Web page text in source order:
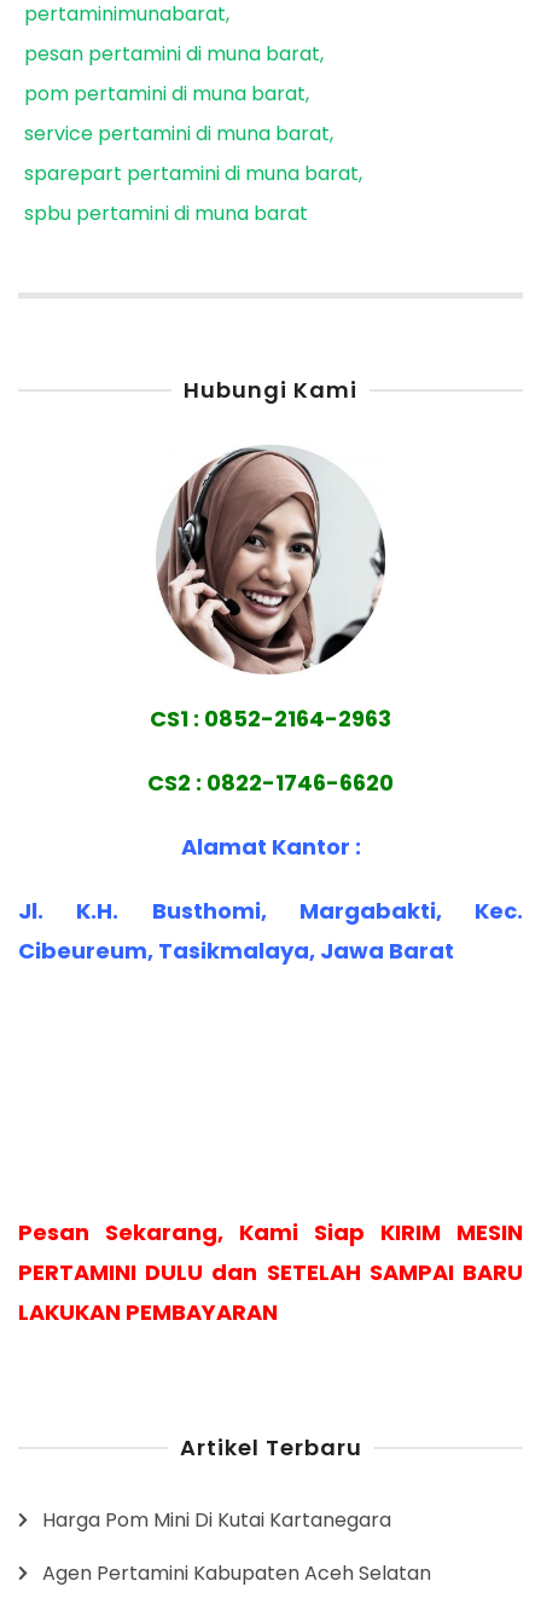
pertaminimunabarat
pesan pertamini di muna barat
pom pertamini di muna barat
service pertamini di muna barat
sparepart pertamini di muna barat
spbu pertamini di muna barat
Hubungi Kami
CS1 : 0852-2164-2963
CS2 : 0822-1746-6620
Alamat Kantor :
Jl. K.H. Busthomi, Margabakti, Kec.
Cibeureum, Tasikmalaya, Jawa Barat
Pesan Sekarang, Kami Siap KIRIM MESIN
PERTAMINI DULU dan SETELAH SAMPAI BARU
LAKUKAN PEMBAYARAN
Artikel Terbaru
Harga Pom Mini Di Kutai Kartanegara
Agen Pertamini Kabupaten Aceh Selatan